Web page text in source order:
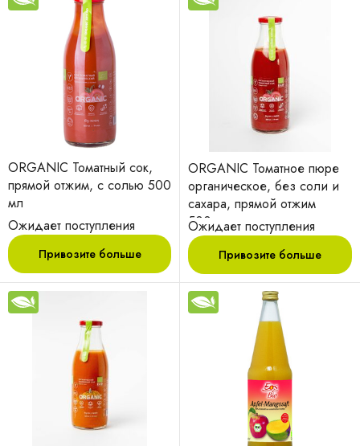
ORGANIC Томатный сок,
прямой отжим, с солью 500
мл
Ожидает поступления
Привозите больше
ORGANIC Томатное пюре
органическое, без соли и
сахара, прямой отжим
500мл
Ожидает поступления
Привозите больше